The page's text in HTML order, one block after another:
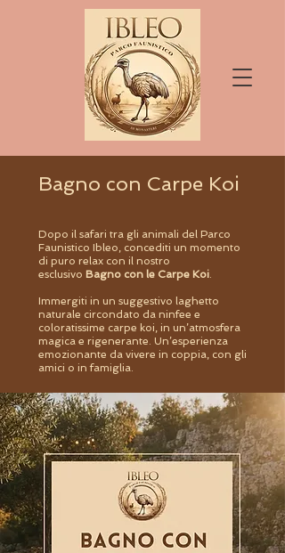
Bagno con Carpe Koi
Dopo il safari tra gli animali del Parco
Faunistico Ibleo, concediti un momento
di puro relax con il nostro
esclusivo Bagno con le Carpe Koi.
Immergiti in un suggestivo laghetto
naturale circondato da ninfee e
coloratissime carpe koi, in un’atmosfera
magica e rigenerante. Un’esperienza
emozionante da vivere in coppia, con gli
amici o in famiglia.